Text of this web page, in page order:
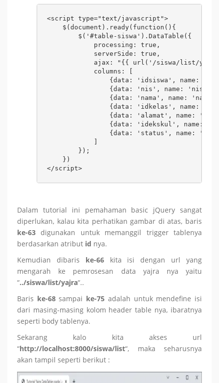
<script type="text/javascript">
    $(document).ready(function(){
        $('#table-siswa').DataTable({
            processing: true,
            serverSide: true,
ajax: "{{ url('/siswa/list/
            columns: [
{data: 'idsiswa', name:
                {data: 'nis', name: 'nis'},
{data: 'nama', name:
{data: 'idkelas', name:
{data: 'alamat', name:
{data: 'idekskul', name:
{data: 'status', name:
        });
    })
</script>
Dalam tutorial ini pemahaman basic jQuery sangat
diperlukan, kalau kita perhatikan gambar di atas, baris
ke-63 digunakan untuk memanggil trigger tablenya
berdasarkan atribut id nya.
Kemudian dibaris ke-66kita isi dengan url yang
mengarah ke pemrosesan data yajra nya yaitu
“../siswa/list/yajra“..
Baris ke-68sampai ke-75 adalah untuk mendefine isi
dari masing-masing kolom header table nya, ibaratnya
seperti body tablenya.
Sekarang kalo kita akses url
“http://localhost:8000/siswa/list“, maka seharusnya
akan tampil seperti berikut :